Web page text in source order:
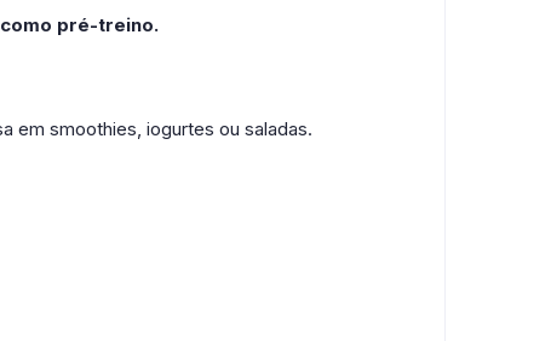
pré-treino.
em smoothies, iogurtes ou saladas.